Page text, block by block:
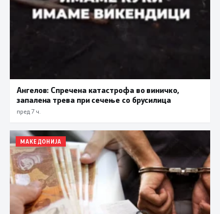
Ангелов: Спречена катастрофа во виничко,
запалена трева при сечење со брусилица
пред 7 ч.
МАКЕДОНИЈА